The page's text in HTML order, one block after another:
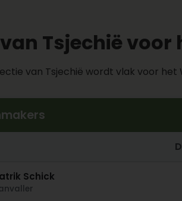
Tsjechië voor
van Tsjechië wordt vlak voor het
Schick